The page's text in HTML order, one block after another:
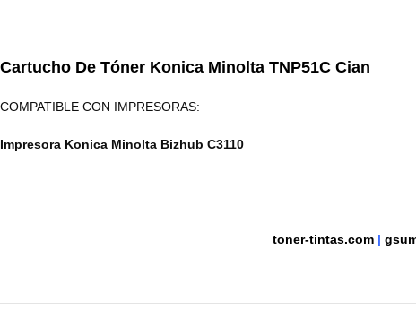
Cartucho De Tóner Konica Minolta TNP51C Cian
COMPATIBLE CON IMPRESORAS:
Impresora Konica Minolta Bizhub C3110
toner-tintas.com |